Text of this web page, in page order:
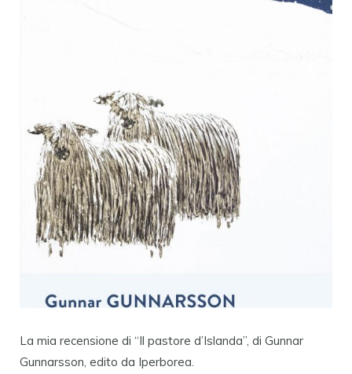
La mia recensione di “Il pastore d’Islanda”, di Gunnar
Gunnarsson, edito da Iperborea.